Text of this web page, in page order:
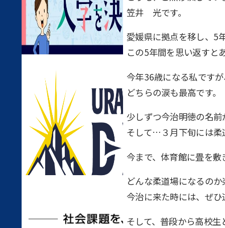
笠井 光です。
愛媛県に拠点を移し、5
この5年間を思い返すと
今年36歳になる私です
どちらの涙も最高です。
少しずつ今治明徳の名
そして…３月下旬には
今まで、体育館に畳を
どんな柔道場になるの
今治に来た時には、ぜひ
そして、普段から高校